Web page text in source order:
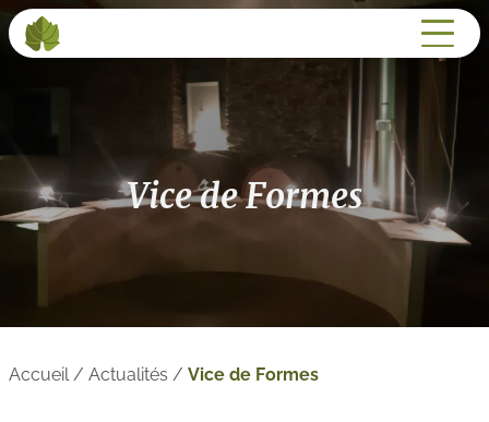
Vice de Formes
Accueil/ Actualités / Vice de Formes